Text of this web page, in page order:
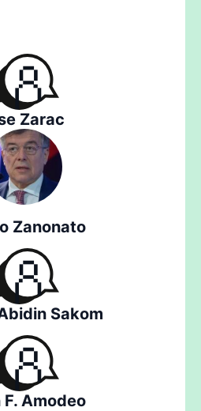
Zarac
Zanonato
Sakom
F. Amodeo